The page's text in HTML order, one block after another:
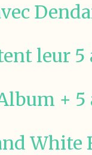
leur
+ 5
White